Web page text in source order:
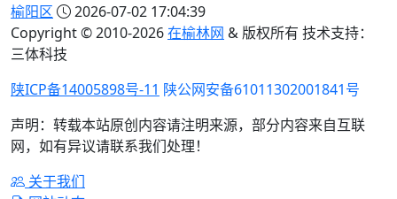
榆阳区
2026-07-02 17:04:39
Copyright © 2010-2026在榆林网 & 版权所有 技术支持：
三体科技
陕ICP备14005898号-11 陕公网安备61011302001841号
声明：转载本站原创内容请注明来源，部分内容来自互联
网，如有异议请联系我们处理！
关于我们